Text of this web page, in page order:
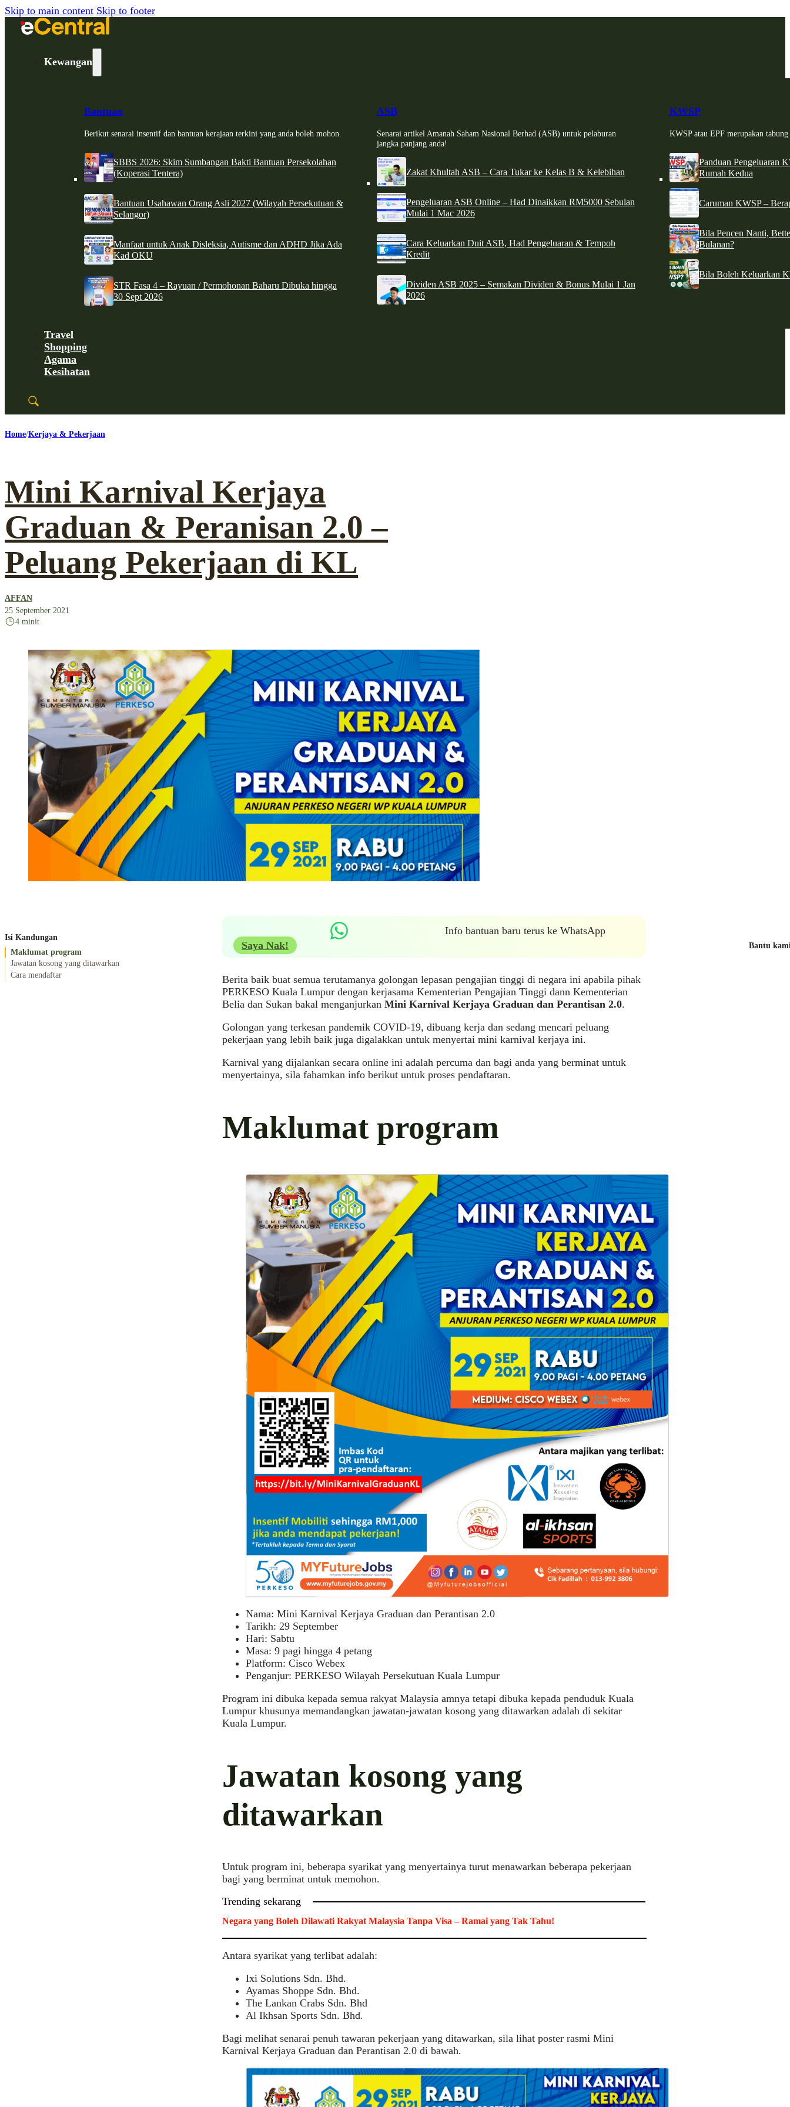
Skip to main content Skip to footer
Kewangan
Bantuan
Berikut senarai insentif dan bantuan kerajaan terkini yang anda boleh mohon.
SBBS 2026: Skim Sumbangan Bakti Bantuan Persekolahan
(Koperasi Tentera)
Bantuan Usahawan Orang Asli 2027 (Wilayah Persekutuan &
Selangor)
Manfaat untuk Anak Disleksia, Autisme dan ADHD Jika Ada
Kad OKU
STR Fasa 4 – Rayuan / Permohonan Baharu Dibuka hingga
30 Sept 2026
ASB
Senarai artikel Amanah Saham Nasional Berhad (ASB) untuk pelaburan
jangka panjang anda!
Zakat Khultah ASB – Cara Tukar ke Kelas B & Kelebihan
Pengeluaran ASB Online – Had Dinaikkan RM5000 Sebulan
Mulai 1 Mac 2026
Cara Keluarkan Duit ASB, Had Pengeluaran & Tempoh
Kredit
Dividen ASB 2025 – Semakan Dividen & Bonus Mulai 1 Jan
2026
KWSP
KWSP atau EPF merupakan
Panduan Pengeluaran
Rumah Kedua
Caruman KWSP –
Bila Pencen Nanti,
Bulanan?
Bila Boleh Keluarkan
Travel
Shopping
Agama
Kesihatan
Home Kerjaya & Pekerjaan
Mini Karnival Kerjaya
Graduan & Peranisan 2.0 –
Peluang Pekerjaan di KL
AFFAN
25 September 2021
4 minit
Isi Kandungan
Maklumat program
Jawatan kosong yang ditawarkan
Cara mendaftar
Info bantuan baru terus ke WhatsApp
Saya Nak!
Berita baik buat semua terutamanya golongan lepasan pengajian tinggi di negara ini apabila pihak
PERKESO Kuala Lumpur dengan kerjasama Kementerian Pengajian Tinggi dann Kementerian
Belia dan Sukan bakal menganjurkan Mini Karnival Kerjaya Graduan dan Perantisan 2.0.
Golongan yang terkesan pandemik COVID-19, dibuang kerja dan sedang mencari peluang
pekerjaan yang lebih baik juga digalakkan untuk menyertai mini karnival kerjaya ini.
Karnival yang dijalankan secara online ini adalah percuma dan bagi anda yang berminat untuk
menyertainya, sila fahamkan info berikut untuk proses pendaftaran.
Maklumat program
Nama: Mini Karnival Kerjaya Graduan dan Perantisan 2.0
Tarikh: 29 September
Hari: Sabtu
Masa: 9 pagi hingga 4 petang
Platform: Cisco Webex
Penganjur: PERKESO Wilayah Persekutuan Kuala Lumpur
Program ini dibuka kepada semua rakyat Malaysia amnya tetapi dibuka kepada penduduk Kuala
Lumpur khusunya memandangkan jawatan-jawatan kosong yang ditawarkan adalah di sekitar
Kuala Lumpur.
Jawatan kosong yang
ditawarkan
Untuk program ini, beberapa syarikat yang menyertainya turut menawarkan beberapa pekerjaan
bagi yang berminat untuk memohon.
Trending sekarang
Negara yang Boleh Dilawati Rakyat Malaysia Tanpa Visa – Ramai yang Tak Tahu!
Antara syarikat yang terlibat adalah:
Ixi Solutions Sdn. Bhd.
Ayamas Shoppe Sdn. Bhd.
The Lankan Crabs Sdn. Bhd
Al Ikhsan Sports Sdn. Bhd.
Bagi melihat senarai penuh tawaran pekerjaan yang ditawarkan, sila lihat poster rasmi Mini
Karnival Kerjaya Graduan dan Perantisan 2.0di bawah.
Bantu